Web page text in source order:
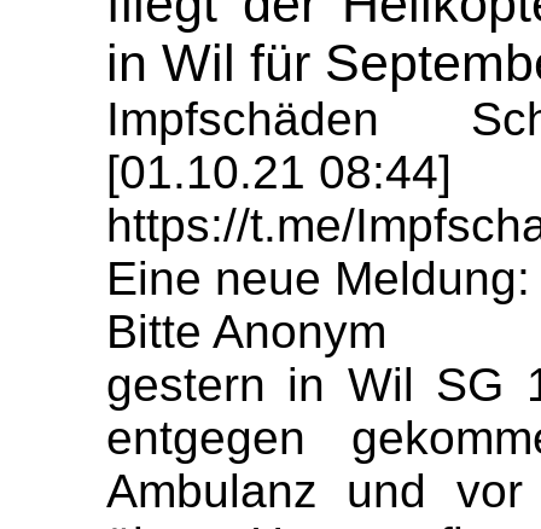
in Wil für
Impfschäden
[01.10.21 08:44]
https://t.me/
Eine neue Meldung:
Bitte Anonym
gestern in Wil SG
entgegen
Ambulanz und